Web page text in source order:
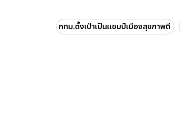
กทม.ตั้งเป้าเป็นแชมป์เมืองสุขภาพดี